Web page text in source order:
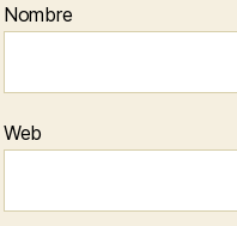
Nombre
Web